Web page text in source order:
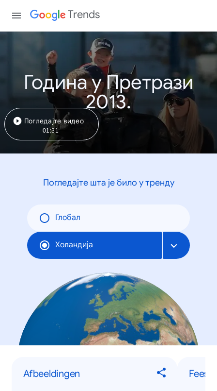
Trends
Година у Претрази
2013.
Погледајте видео
01:31
Погледајте шта је било у тренду
Глобал
Холандија
Afbeeldingen